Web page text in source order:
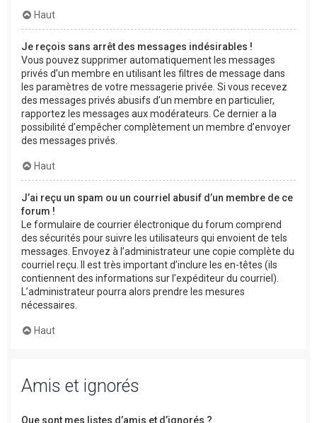
Haut
Je reçois sans arrêt des messages indésirables !
Vous pouvez supprimer automatiquement les messages
privés d’un membre en utilisant les filtres de message dans
les paramètres de votre messagerie privée. Si vous recevez
des messages privés abusifs d’un membre en particulier,
rapportez les messages aux modérateurs. Ce dernier a la
possibilité d’empêcher complètement un membre d’envoyer
des messages privés.
Haut
J’ai reçu un spam ou un courriel abusif d’un membre de ce
forum !
Le formulaire de courrier électronique du forum comprend
des sécurités pour suivre les utilisateurs qui envoient de tels
messages. Envoyez à l’administrateur une copie complète du
courriel reçu. Il est très important d’inclure les en-têtes (ils
contiennent des informations sur l’expéditeur du courriel).
L’administrateur pourra alors prendre les mesures
nécessaires.
Haut
Amis et ignorés
Que sont mes listes d’amis et d’ignorés ?